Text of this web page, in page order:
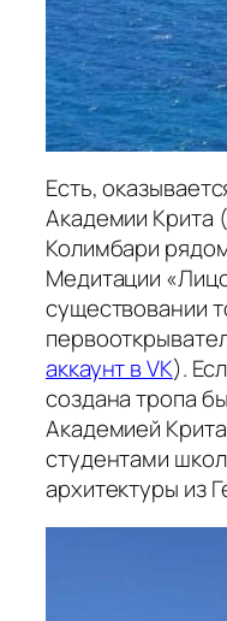
Есть,
Академии Крита
Колимбари
Медитации
существовании
аккаунт в VK).
создана тропа
Академией
студентами
архитектуры из